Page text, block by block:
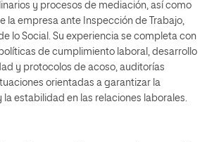
y procesos de mediación, así como
la empresa ante Inspección de Trabajo,
lo Social. Su experiencia se completa con
de cumplimiento laboral, desarrollo
y protocolos de acoso, auditorías
orientadas a garantizar la
estabilidad en las relaciones laborales.